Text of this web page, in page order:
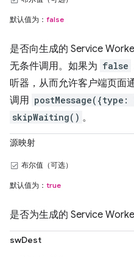
默认值为： false
是否向生成的 Service
无条件调用。如果为 false
听器，从而允许客户端页面
调用 postMessage({type:
skipWaiting() 。
源映射
布尔值（可选）
默认值为： true
是否为生成的 Service
swDest